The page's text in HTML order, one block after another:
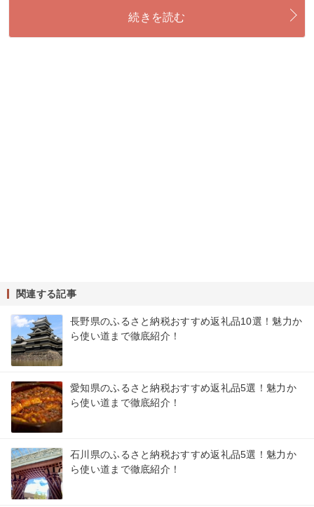
続きを読む
関連する記事
長野県のふるさと納税おすすめ返礼品10選！魅力か
ら使い道まで徹底紹介！
愛知県のふるさと納税おすすめ返礼品5選！魅力か
ら使い道まで徹底紹介！
石川県のふるさと納税おすすめ返礼品5選！魅力か
ら使い道まで徹底紹介！